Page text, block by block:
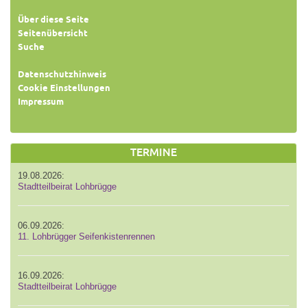
Über diese Seite
Seitenübersicht
Suche
Datenschutzhinweis
Cookie Einstellungen
Impressum
TERMINE
19.08.2026:
Stadtteilbeirat Lohbrügge
06.09.2026:
11. Lohbrügger Seifenkistenrennen
16.09.2026:
Stadtteilbeirat Lohbrügge